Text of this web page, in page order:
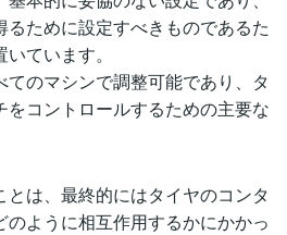
ために設定すべきものであるた
ています。
のマシンで調整可能であり、タ
をコントロールするための主要な
とは、最終的にはタイヤのコンタ
のように相互作用するかにかかっ